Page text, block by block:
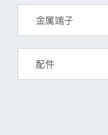
金属端子
配件